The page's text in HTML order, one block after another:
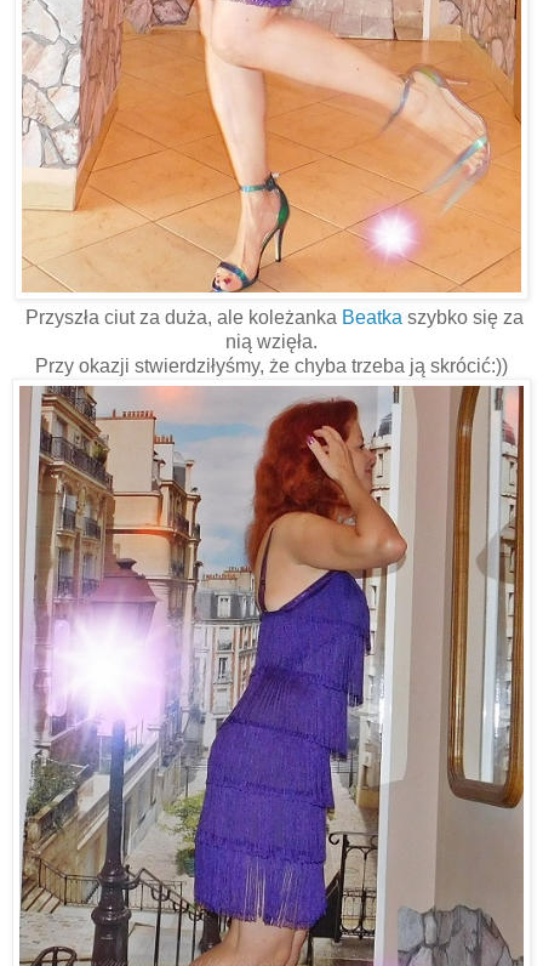
Przyszła ciut za duża, ale koleżanka Beatka szybko się za
nią wzięła.
Przy okazji stwierdziłyśmy, że chyba trzeba ją skrócić:))